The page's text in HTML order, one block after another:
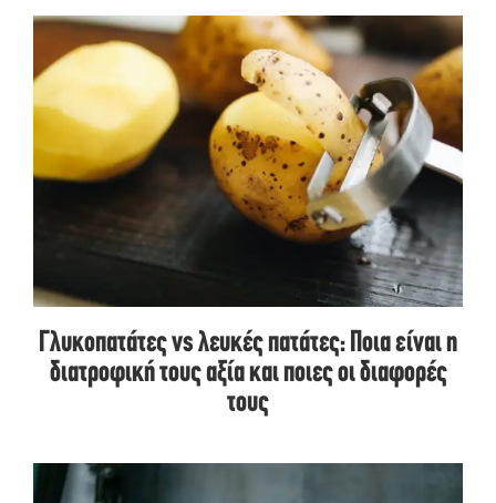
Γλυκοπατάτες vs λευκές πατάτες: Ποια είναι η
διατροφική τους αξία και ποιες οι διαφορές
τους